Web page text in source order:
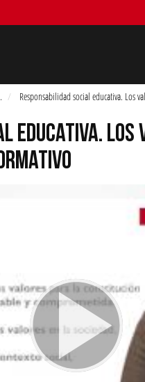
Responsabilidad social educativa. Los
EDUCATIVA.